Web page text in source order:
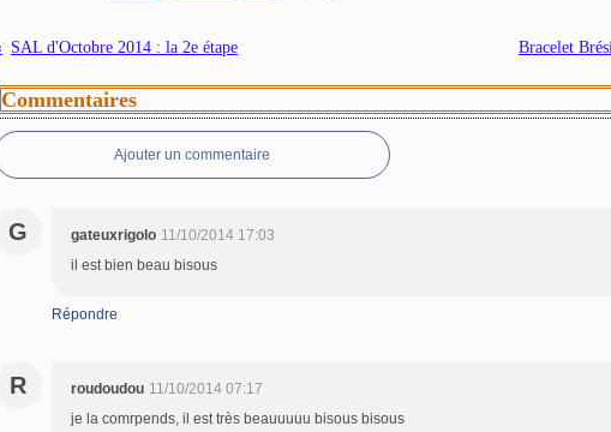
SAL d'Octobre 2014 : la 2e étape Bracelet
Commentaires
Ajouter un commentaire
G gateuxrigolo 11/10/2014 17:03
il est bien beau bisous
Répondre
R roudoudou 11/10/2014 07:17
je la comrpends, il est très beauuuuu bisous bisous